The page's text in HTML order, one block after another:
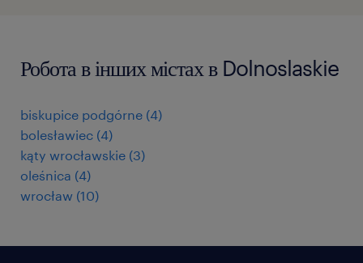
Робота в інших містах в Dolnoslaskie
biskupice podgórne (4)
bolesławiec (4)
kąty wrocławskie (3)
oleśnica (4)
wrocław (10)